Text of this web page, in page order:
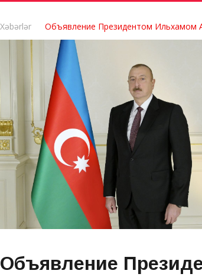
Xəbərlər Объявление Президентом Ильхамом
Объявление